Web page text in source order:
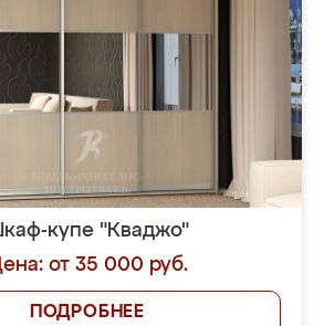
купе "Кваджо"
от 35 000 руб.
ПОДРОБНЕЕ